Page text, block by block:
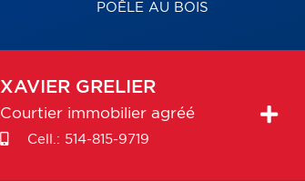
POÊLE AU BOIS
XAVIER GRELIER
Courtier immobilier agréé
Cell.: 514-815-9719